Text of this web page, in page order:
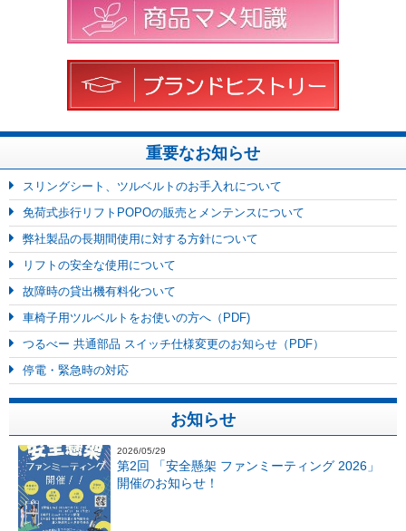
重要なお知らせ
スリングシート、ツルベルトのお手入れについて
免荷式歩行リフトPOPOの販売とメンテンスについて
弊社製品の長期間使用に対する方針について
リフトの安全な使用について
故障時の貸出機有料化ついて
車椅子用ツルベルトをお使いの方へ（PDF)
つるべー 共通部品 スイッチ仕様変更のお知らせ（PDF）
停電・緊急時の対応
お知らせ
2026/05/29
第2回 「安全懸架 ファンミーティング 2026」
開催のお知らせ！